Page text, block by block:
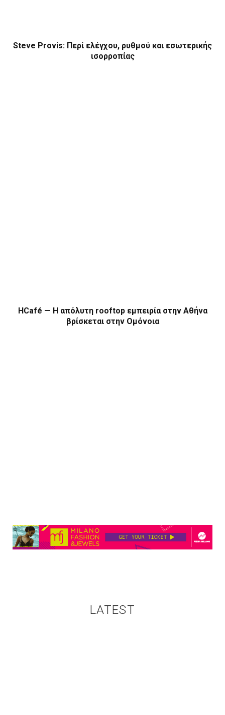
Steve Provis: Περί ελέγχου, ρυθμού και εσωτερικής
ισορροπίας
HCafé — Η απόλυτη rooftop εμπειρία στην Αθήνα
βρίσκεται στην Ομόνοια
LATEST